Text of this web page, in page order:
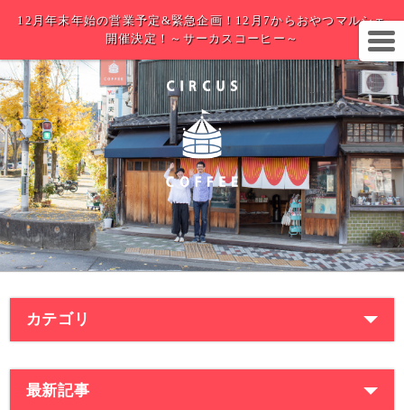
12月年末年始の営業予定&緊急企画！12月7からおやつマルシェ
開催決定！～サーカスコーヒー～
カテゴリ
最新記事